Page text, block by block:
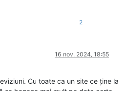
2
16 nov. 2024, 18:55
Cu toate ca un site ce ține la